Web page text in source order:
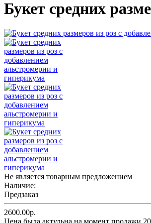
Букет средних
Не является товарным предложением
Наличие:
Предзаказ
2600.00р.
Цена была актульна на момент продажи